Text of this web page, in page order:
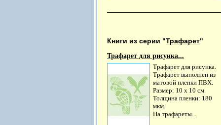
Книги из серии "Трафарет"
Трафарет для рисунка...
Трафарет для рисунка.
Трафарет выполнен из
матовой пленки ПВХ.
Размер: 10 х 10 см.
Толщина пленки: 180
мкм.
На трафареты...